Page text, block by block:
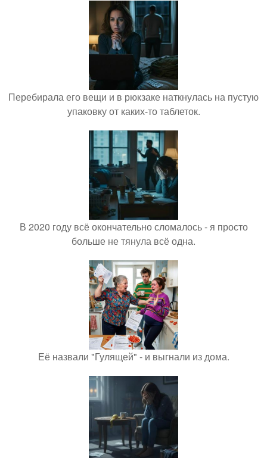
Перебирала его вещи и в рюкзаке наткнулась на пустую
упаковку от каких-то таблеток.
В 2020 году всё окончательно сломалось - я просто
больше не тянула всё одна.
Её назвали "Гулящей" - и выгнали из дома.